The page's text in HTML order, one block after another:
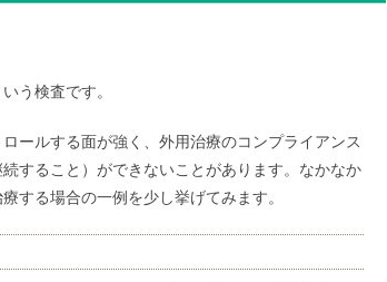
う検査です。
ールする面が強く、外用治療のコンプライアンス
すること）ができないことがあります。なかなか
する場合の一例を少し挙げてみます。